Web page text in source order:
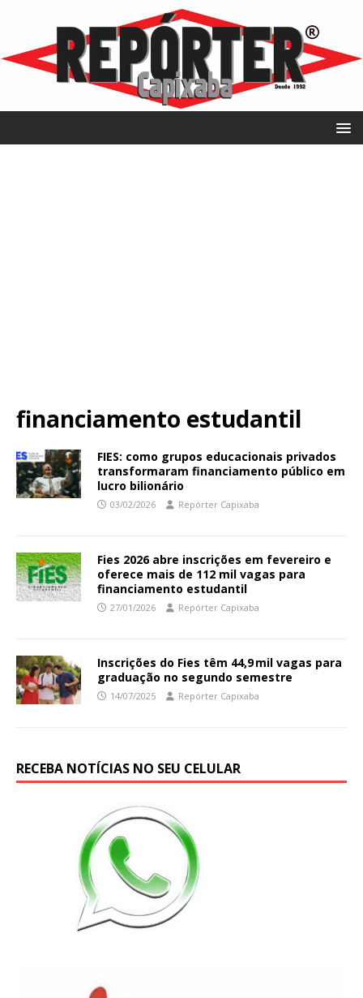
financiamento estudantil
FIES: como grupos educacionais privados
transformaram financiamento público em
lucro bilionário
03/02/2026 Repórter Capixaba
Fies 2026 abre inscrições em fevereiro e
oferece mais de 112 mil vagas para
financiamento estudantil
27/01/2026 Repórter Capixaba
Inscrições do Fies têm 44,9 mil vagas para
graduação no segundo semestre
14/07/2025 Repórter Capixaba
RECEBA NOTÍCIAS NO SEU CELULAR